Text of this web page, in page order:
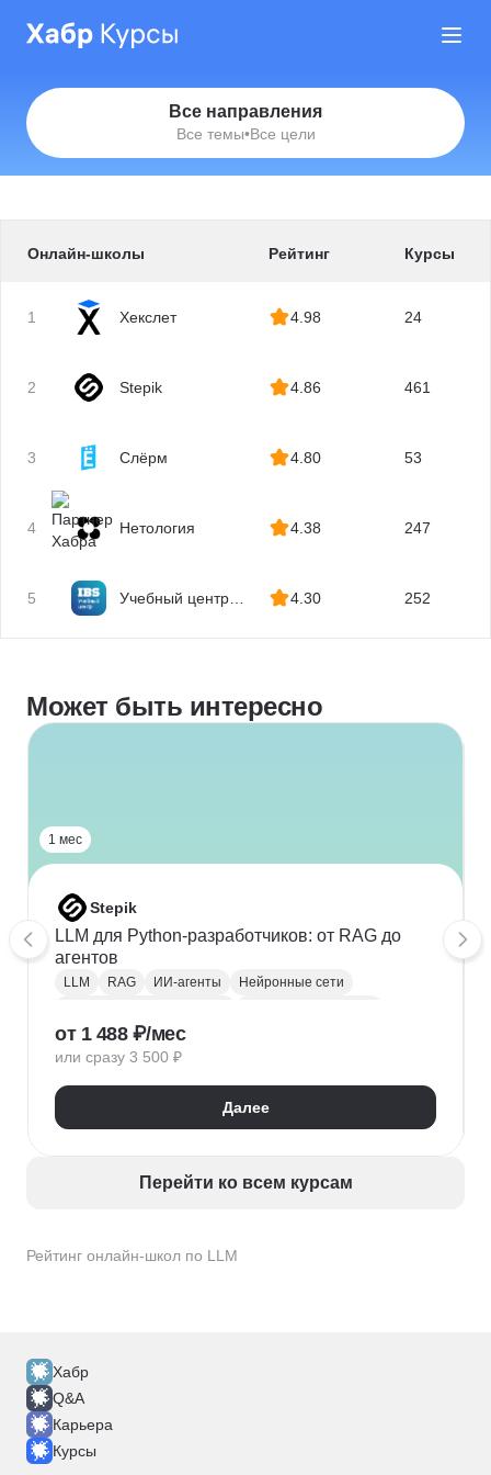
Все направления
Все темы•Все цели
Рейтинг онлайн-школ по LLM
Онлайн-школы Рейтинг Курсы
1 Хекслет 4.98 24
2 Stepik 4.86 461
3 Слёрм 4.80 53
4 Нетология 4.38 247
5
Учебный центр
4.30 252
Может быть интересно
1 мес
Stepik
LLM для Python-разработчиков: от RAG до
агентов
LLM RAG ИИ-агенты
Нейронные сети
FastAPI
от 1 488 ₽/мес
или сразу 3 500 ₽
Далее
Перейти ко всем курсам
Хабр
Q&A
Карьера
Курсы